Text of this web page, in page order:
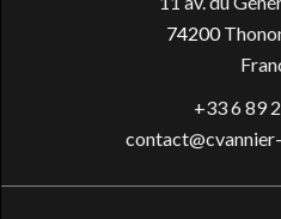
74200
+33 6 89